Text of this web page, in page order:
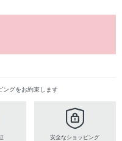
ングをお約束します
安全なショッピング